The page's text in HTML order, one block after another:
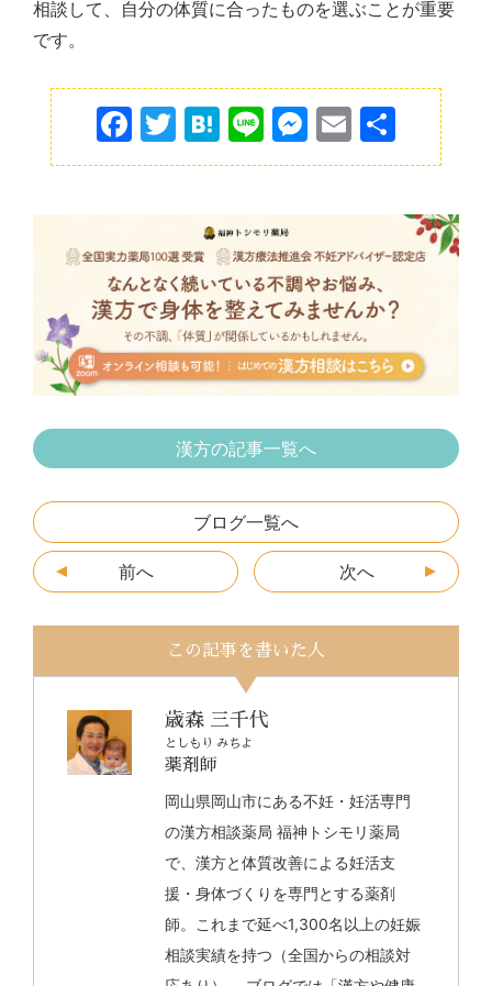
相談して、自分の体質に合ったものを選ぶことが重要
です。
F
a
e
b
o
o
k
T
w
er
H
at
n
a
Li
n
M
e
s
e
n
g
er
E
m
l
有
漢方の記事一覧へ
ブログ一覧へ
前へ 次へ
この記事を書いた人
歳森 三千代
としもり みちよ
薬剤師
岡山県岡山市にある不妊・妊活専門
の漢方相談薬局 福神トシモリ薬局
で、漢方と体質改善による妊活支
援・身体づくりを専門とする薬剤
師。これまで延べ1,300名以上の妊娠
相談実績を持つ（全国からの相談対